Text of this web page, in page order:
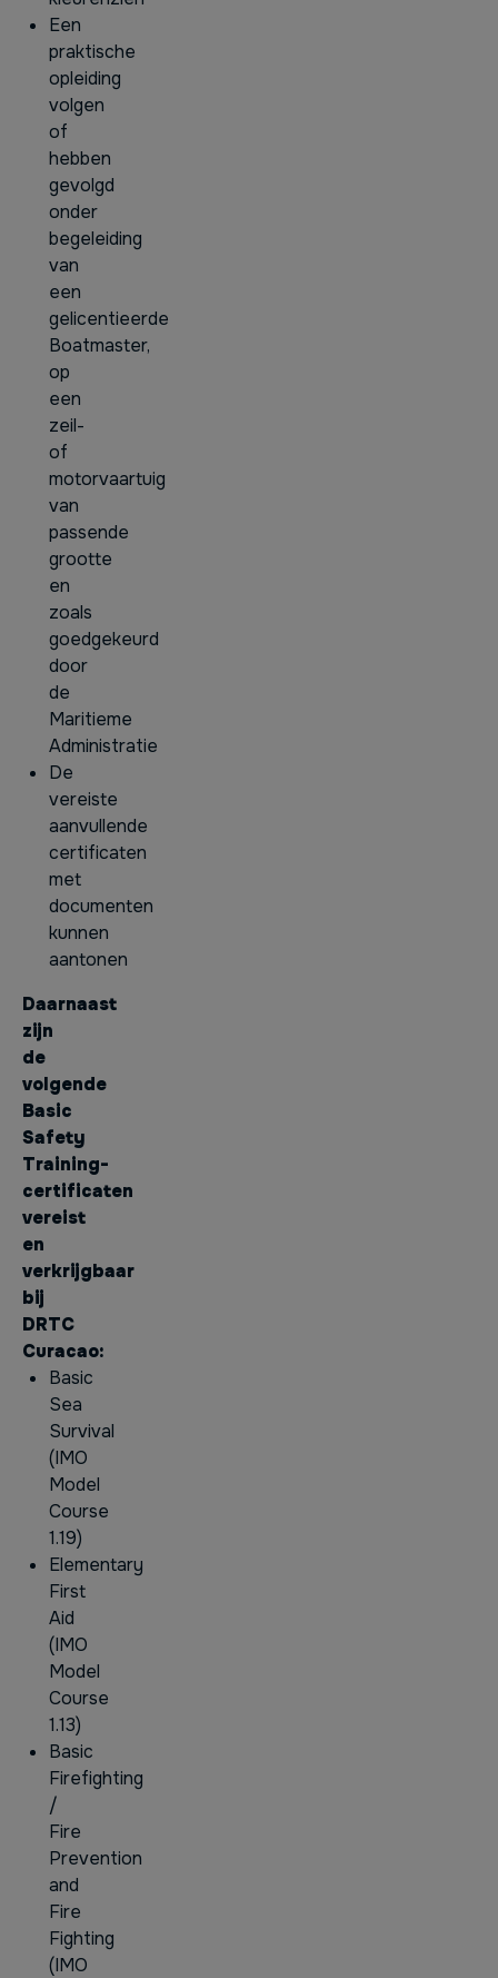
Een
praktische
opleiding
volgen
of
hebben
gevolgd
onder
begeleiding
van
een
gelicentieerde
Boatmaster,
op
een
zeil-
of
motorvaartuig
van
passende
grootte
en
zoals
goedgekeurd
door
de
Maritieme
Administratie
De
vereiste
aanvullende
certificaten
met
documenten
kunnen
aantonen
Daarnaast
zijn
de
volgende
Basic
Safety
Training-
certificaten
vereist
en
verkrijgbaar
bij
DRTC
Curacao:
Basic
Sea
Survival
(IMO
Model
Course
1.19)
Elementary
First
Aid
(IMO
Model
Course
1.13)
Basic
Firefighting
/
Fire
Prevention
and
Fire
Fighting
(IMO